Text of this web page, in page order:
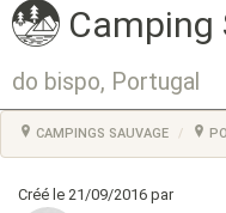
Camping
do bispo, Portugal
CAMPINGS SAUVAGE
Créé le 21/09/2016 par